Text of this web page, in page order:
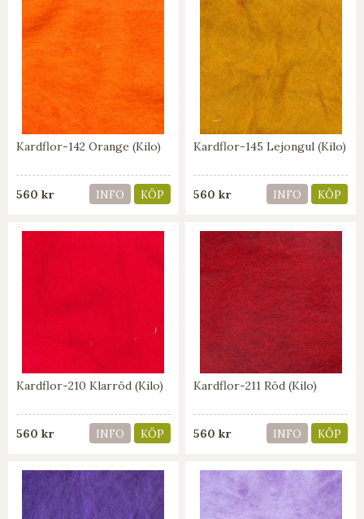
Kardflor-142 Orange (Kilo)
560 kr INFO KÖP
Kardflor-145 Lejongul (Kilo)
560 kr INFO KÖP
Kardflor-210 Klarröd (Kilo)
560 kr INFO KÖP
Kardflor-211 Röd (Kilo)
560 kr INFO KÖP